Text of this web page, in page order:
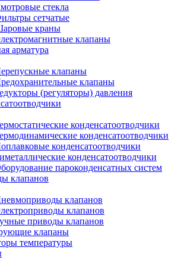
стекла
сетчатые
краны
клапаны
арматура
клапаны
клапаны
(регуляторы) давления
конденсатоотводчики
конденсатоотводчики
конденсатоотводчики
конденсатоотводчики
пароконденсатных систем
клапанов
клапанов
клапанов
приводы клапанов
клапаны
температуры